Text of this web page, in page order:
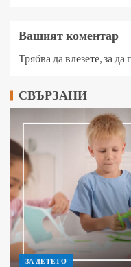
Вашият коментар
Трябва да влезете , за
СВЪРЗАНИ
ЗА ДЕТЕТО